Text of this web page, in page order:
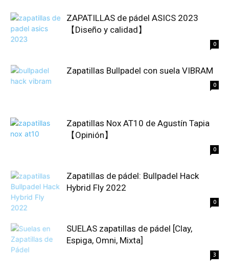
ZAPATILLAS de pádel ASICS 2023
【Diseño y calidad】
0
Zapatillas Bullpadel con suela VIBRAM
0
Zapatillas Nox AT10 de Agustín Tapia
【Opinión】
0
Zapatillas de pádel: Bullpadel Hack
Hybrid Fly 2022
0
SUELAS zapatillas de pádel [Clay,
Espiga, Omni, Mixta]
3